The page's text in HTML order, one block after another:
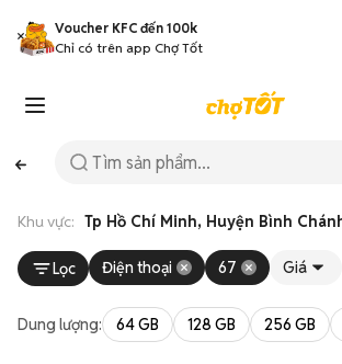
Voucher KFC đến 100k
Chỉ có trên app Chợ Tốt
Khu vực: Tp Hồ Chí Minh, Huyện Bình
Lọc Điện thoại 67 Giá
Dung lượng: 64 GB 128 GB 256 GB